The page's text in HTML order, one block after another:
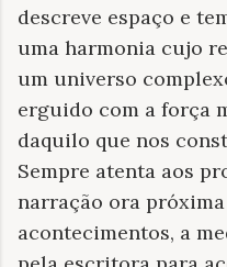
descreve espaço e
uma harmonia cujo
um universo
erguido com a força
daquilo que nos
Sempre atenta aos
narração ora
acontecimentos, a